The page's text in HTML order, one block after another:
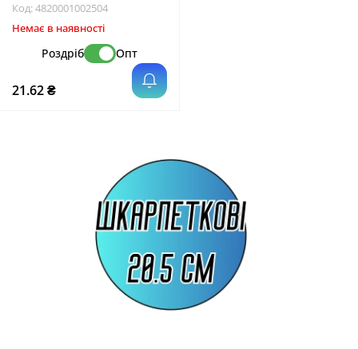
Код:4820001002504
Немає в наявності
Роздріб Опт
21.62 ₴